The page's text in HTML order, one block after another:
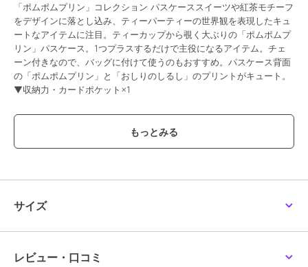
「ポムポムプリン」コレクション パスケーススイーツや紅茶モチーフ
をデザインに落とし込み、ティーパーティーの世界観を表現したキュ
ートなアイテムに注目。ティーカップから覗く大ぶりの「ポムポムプ
リン」パスケース。1つプラスするだけで主役になるアイテム。チェ
ーン付きなので、バッグに付けて使うのもおすすめ。パスケース背面
の「ポムポムプリン」と「おしりのしるし」のプリントがキュート。
▼収納力・カードポケット×1
サマンサタバサプチチョイス
商品カテゴリ 財布・ポーチ・ケース ／パスケ
性別タイプ
カラー
サイズ
レビュー・口コミ